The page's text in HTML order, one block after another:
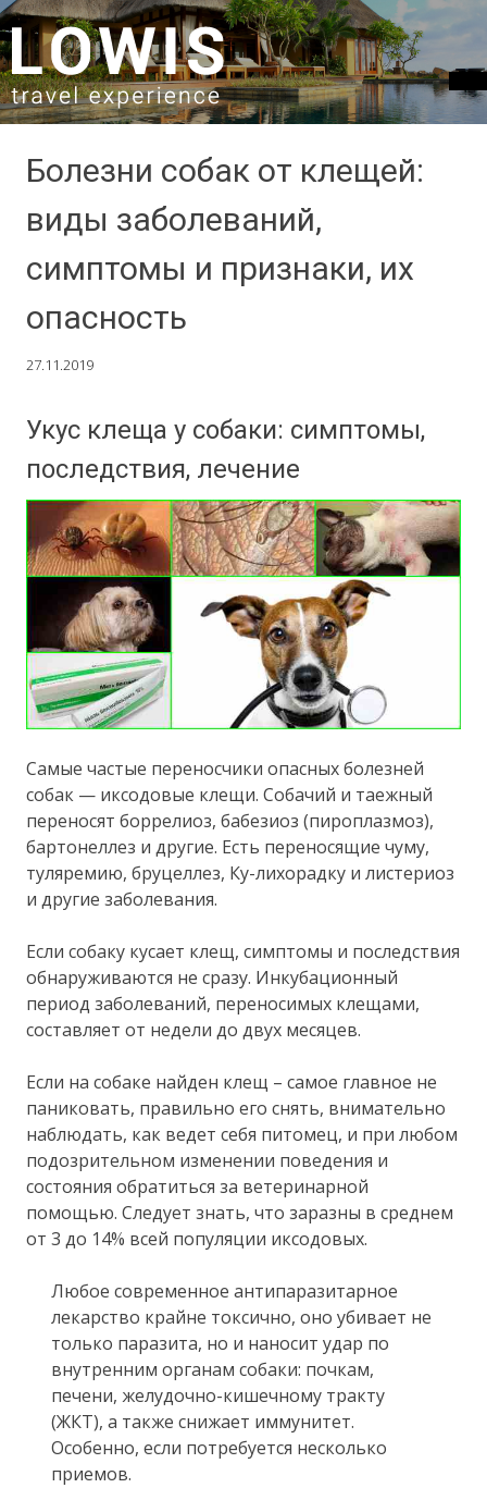
SKIP TO CONTENT
Болезни собак от клещей:
виды заболеваний,
симптомы и признаки, их
опасность
27.11.2019
Укус клеща у собаки: симптомы,
последствия, лечение
Самые частые переносчики опасных болезней
собак — иксодовые клещи. Собачий и таежный
переносят боррелиоз, бабезиоз (пироплазмоз),
бартонеллез и другие. Есть переносящие чуму,
туляремию, бруцеллез, Ку-лихорадку и листериоз
и другие заболевания.
Если собаку кусает клещ, симптомы и последствия
обнаруживаются не сразу. Инкубационный
период заболеваний, переносимых клещами,
составляет от недели до двух месяцев.
Если на собаке найден клещ – самое главное не
паниковать, правильно его снять, внимательно
наблюдать, как ведет себя питомец, и при любом
подозрительном изменении поведения и
состояния обратиться за ветеринарной
помощью. Следует знать, что заразны в среднем
от 3 до 14% всей популяции иксодовых.
Любое современное антипаразитарное
лекарство крайне токсично, оно убивает не
только паразита, но и наносит удар по
внутренним органам собаки: почкам,
печени, желудочно-кишечному тракту
(ЖКТ), а также снижает иммунитет.
Особенно, если потребуется несколько
приемов.